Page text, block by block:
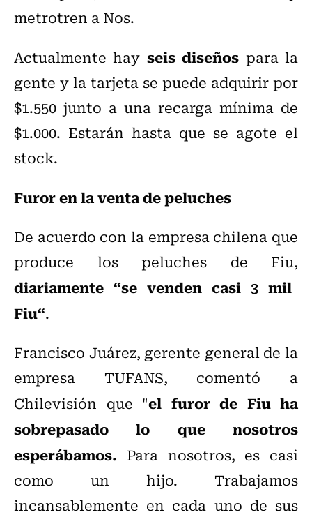
metrotren a Nos.
Actualmente hay seis diseños para la
gente y la tarjeta se puede adquirir por
$1.550 junto a una recarga mínima de
$1.000. Estarán hasta que se agote el
stock.
Furor en la venta de peluches
De acuerdo con la empresa chilena que
produce los peluches de Fiu,
diariamente “se venden casi 3 mil
Fiu“.
Francisco Juárez, gerente general de la
empresa TUFANS, comentó a
Chilevisión que "el furor de Fiu ha
sobrepasado lo que nosotros
esperábamos. Para nosotros, es casi
como un hijo. Trabajamos
incansablemente en cada uno de sus